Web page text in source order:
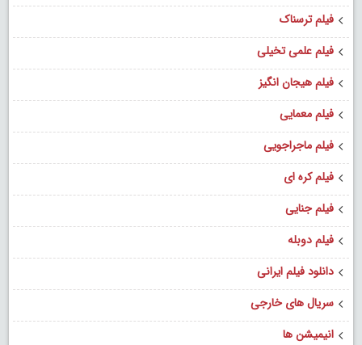
فیلم ترسناک
فیلم علمی تخیلی
فیلم هیجان انگیز
فیلم معمایی
فیلم ماجراجویی
فیلم کره ای
فیلم جنایی
فیلم دوبله
دانلود فیلم ایرانی
سریال های خارجی
انیمیشن ها